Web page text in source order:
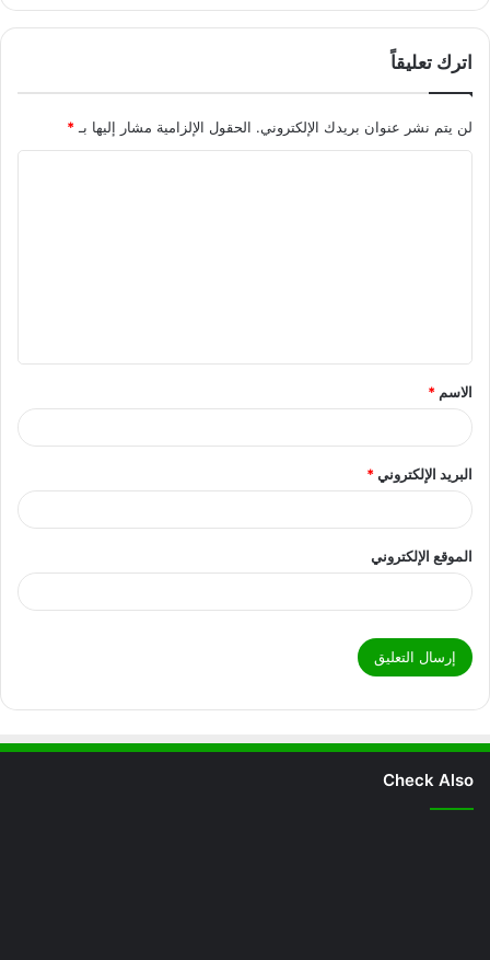
اترك تعليقاً
لن يتم نشر عنوان بريدك الإلكتروني. الحقول الإلزامية مشار إليها بـ *
الاسم *
البريد الإلكتروني*
الموقع الإلكتروني
Check Also